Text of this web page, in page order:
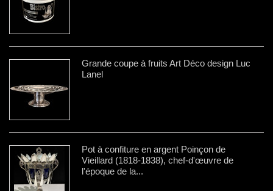
Grande coupe à fruits Art Déco design Luc
Lanel
Pot à confiture en argent Poinçon de
Vieillard (1818-1838), chef-d'œuvre de
l'époque de la...